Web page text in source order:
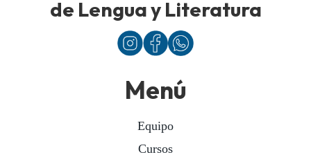
de Lengua y Literatura
Menú
Equipo
Cursos